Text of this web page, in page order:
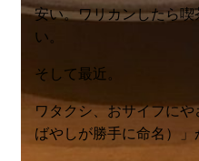
安い。ワリカンしたら
い。
そして最近。
ワタクシ、おサイフに
ばやしが勝手に命名）」